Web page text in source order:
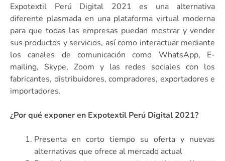
Expotextil Perú Digital 2021 es una alternativa
diferente plasmada en una plataforma virtual moderna
para que todas las empresas puedan mostrar y vender
sus productos y servicios, así como interactuar mediante
los canales de comunicación como WhatsApp, E-
mailing, Skype, Zoom y las redes sociales con los
fabricantes, distribuidores, compradores, exportadores e
importadores.
¿Por qué exponer en Expotextil Perú Digital 2021?
Presenta en corto tiempo su oferta y nuevas
alternativas que ofrece al mercado actual